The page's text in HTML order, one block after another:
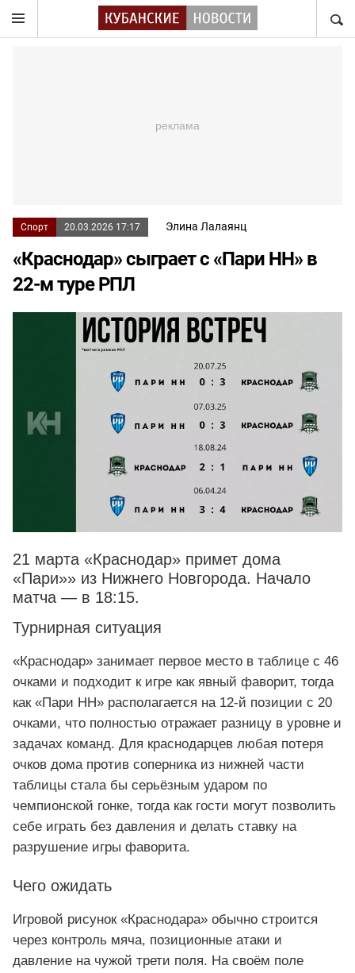
Спорт 20.03.2026 17:17 Элина Лалаянц
«Краснодар» сыграет с «Пари НН» в
22-м туре РПЛ
21 марта «Краснодар» примет дома
«Пари»» из Нижнего Новгорода. Начало
матча — в 18:15.
Турнирная ситуация
«Краснодар» занимает первое место в таблице с 46
очками и подходит к игре как явный фаворит, тогда
как «Пари НН» располагается на 12-й позиции с 20
очками, что полностью отражает разницу в уровне и
задачах команд. Для краснодарцев любая потеря
очков дома против соперника из нижней части
таблицы стала бы серьёзным ударом по
чемпионской гонке, тогда как гости могут позволить
себе играть без давления и делать ставку на
разрушение игры фаворита.
Чего ожидать
Игровой рисунок «Краснодара» обычно строится
через контроль мяча, позиционные атаки и
давление на чужой трети поля. На своём поле